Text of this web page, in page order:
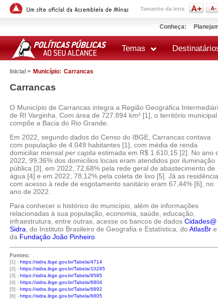
Tamanho da letra
Conheça:
Temas
Inicial > Município: Carrancas
Carrancas
O Município de Carrancas integra a Região Geográfica
de RI Varginha. Com área de 727.894 km² [1], o território municipal
compõe a Bacia do Rio Grande.
Em 2022, segundo dados do Censo do IBGE, Carrancas contava
com população de 4.049 habitantes [1], com média de renda
domiciliar mensal per capita estimada em R$ 1.610,15 [2]. No ano
2022, 99,36% dos domicílios locais eram atendidos por iluminação
pública [3], em 2022, 72,68% pela rede geral de abastecimento de
água [4] e em 2022, 78,12% pela coleta de lixo [5]. Já as
com acesso à rede de esgotamento sanitário eram 67,44% [6], no
ano de 2022.
Para conhecer o histórico do município, além de informações
relacionadas à sua população, economia, saúde, educação,
infraestrutura, entre outras, acesse os bancos de dados Cidades@
Sidra , do Instituto Brasileiro de Geografia e Estatística, doAtlasBr e
da Fundação João Pinheiro
Fontes:
[1] - https://sidra.ibge.gov.br/Tabela/4714
[2] - https://sidra.ibge.gov.br/Tabela/10295
[3] - https://sidra.ibge.gov.br/Tabela/9585
[4] - https://sidra.ibge.gov.br/Tabela/6804
[5] - https://sidra.ibge.gov.br/Tabela/6892
[6] - https://sidra.ibge.gov.br/Tabela/6805